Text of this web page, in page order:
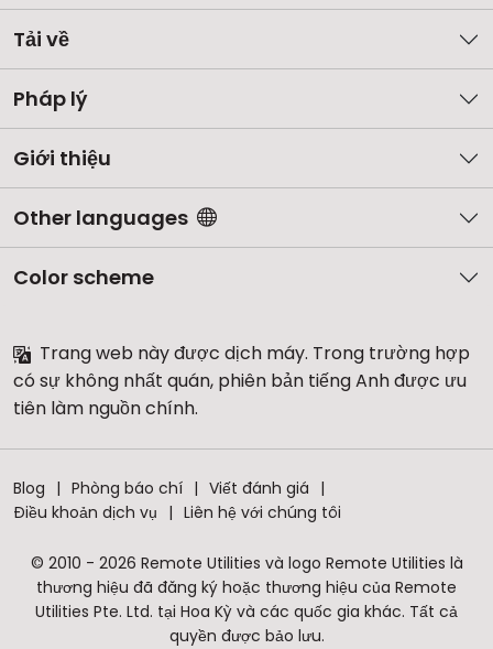
Tải về
Pháp lý
Giới thiệu
Other languages
Color scheme
Trang web này được dịch máy. Trong trường hợp
có sự không nhất quán, phiên bản tiếng Anh được ưu
tiên làm nguồn chính.
Blog Phòng báo chí
Viết đánh giá
Điều khoản dịch vụ
Liên hệ với chúng tôi
© 2010 - 2026 Remote Utilities và logo Remote Utilities là
thương hiệu đã đăng ký hoặc thương hiệu của Remote
Utilities Pte. Ltd. tại Hoa Kỳ và các quốc gia khác. Tất cả
quyền được bảo lưu.